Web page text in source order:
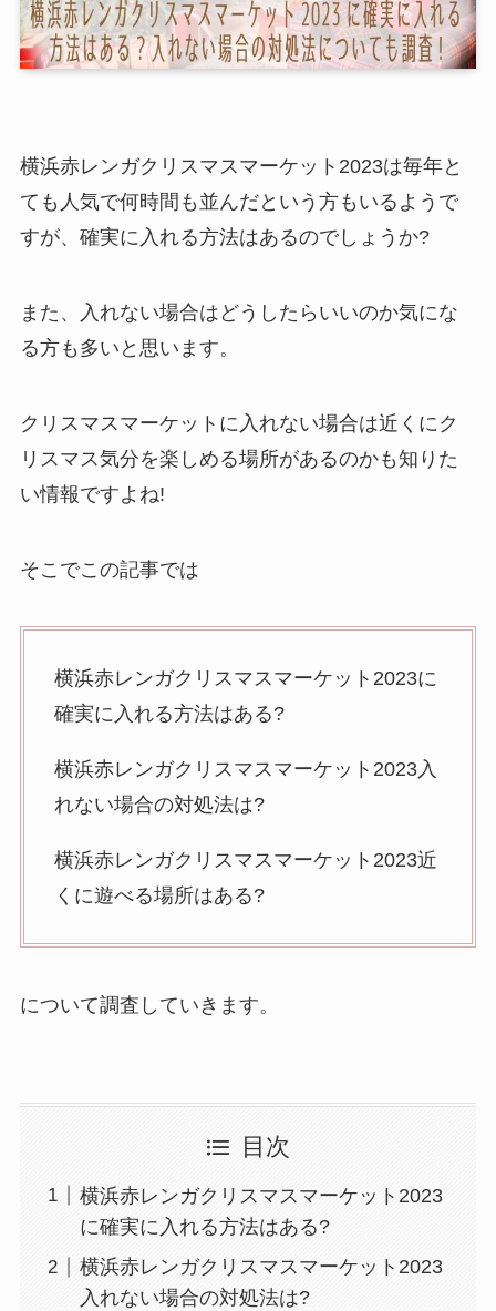
横浜赤レンガクリスマスマーケット2023は毎年と
ても人気で何時間も並んだという方もいるようで
すが、確実に入れる方法はあるのでしょうか?
また、入れない場合はどうしたらいいのか気にな
る方も多いと思います。
クリスマスマーケットに入れない場合は近くにク
リスマス気分を楽しめる場所があるのかも知りた
い情報ですよね!
そこでこの記事では
横浜赤レンガクリスマスマーケット2023に
確実に入れる方法はある?
横浜赤レンガクリスマスマーケット2023入
れない場合の対処法は?
横浜赤レンガクリスマスマーケット2023近
くに遊べる場所はある?
について調査していきます。
目次
横浜赤レンガクリスマスマーケット2023
に確実に入れる方法はある?
横浜赤レンガクリスマスマーケット2023
入れない場合の対処法は?